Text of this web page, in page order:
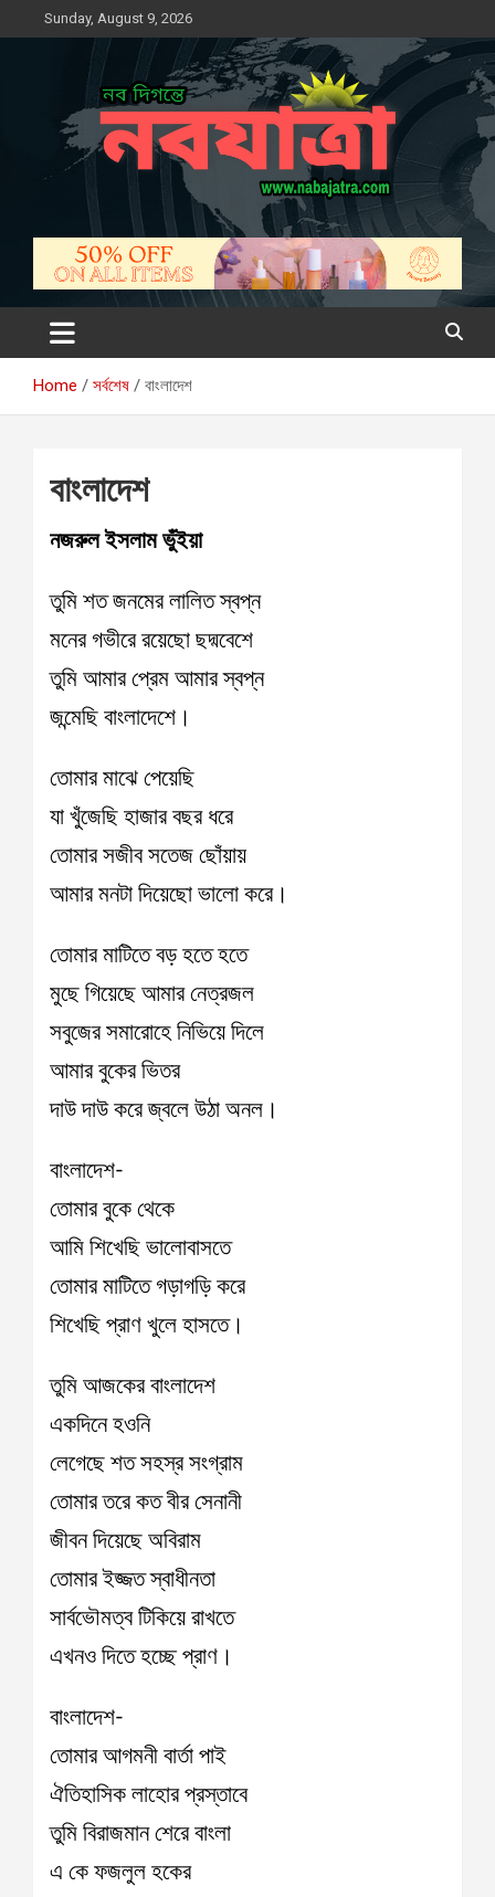
to
Sunday, August 9, 2026
নবযাত্রা
সম্ভাবনার নতুন দিগন্ত
Home সর্বশেষ বাংলাদেশ
বাংলাদেশ
নজরুল ইসলাম ভুঁইয়া
তুমি শত জনমের লালিত স্বপ্ন
মনের গভীরে রয়েছো ছদ্মবেশে
তুমি আমার প্রেম আমার স্বপ্ন
জন্মেছি বাংলাদেশে।
তোমার মাঝে পেয়েছি
যা খুঁজেছি হাজার বছর ধরে
তোমার সজীব সতেজ ছোঁয়ায়
আমার মনটা দিয়েছো ভালো করে।
তোমার মাটিতে বড় হতে হতে
মুছে গিয়েছে আমার নেত্রজল
সবুজের সমারোহে নিভিয়ে দিলে
আমার বুকের ভিতর
দাউ দাউ করে জ্বলে উঠা অনল।
বাংলাদেশ-
তোমার বুকে থেকে
আমি শিখেছি ভালোবাসতে
তোমার মাটিতে গড়াগড়ি করে
শিখেছি প্রাণ খুলে হাসতে।
তুমি আজকের বাংলাদেশ
একদিনে হওনি
লেগেছে শত সহস্র সংগ্রাম
তোমার তরে কত বীর সেনানী
জীবন দিয়েছে অবিরাম
তোমার ইজ্জত স্বাধীনতা
সার্বভৌমত্ব টিকিয়ে রাখতে
এখনও দিতে হচ্ছে প্রাণ।
বাংলাদেশ-
তোমার আগমনী বার্তা পাই
ঐতিহাসিক লাহোর প্রস্তাবে
তুমি বিরাজমান শেরে বাংলা
এ কে ফজলুল হকের